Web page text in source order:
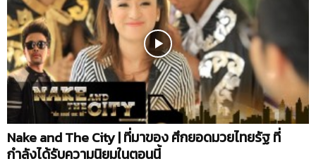
Nake and The City | ที่มาของ ศึกยอดมวยไทยรัฐ ที่
กำลังได้รับความนิยมในตอนนี้